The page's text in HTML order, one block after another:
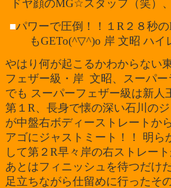
ドヤ顔のMG☆スタッフ（笑）
■パワーで圧倒！！１R２８秒
もGETo(^▽^)o 岸 文昭 ハ
やはり何が起こるかわからない
フェザー級・岸 文昭、スーパ
でも スーパーフェザー級は新人
第１R、 長身で懐の深い石川の
が中盤右ボディーストレートか
アゴにジャストミート！！ 明
して第２R早々岸の右ストレー
あとはフィニッシュを待つだけ
足立ちながら仕留めに行ったそ